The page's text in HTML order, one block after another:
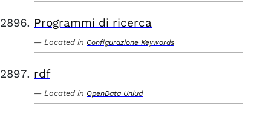
Programmi di ricerca
Located in Configurazione Keywords
rdf
Located in OpenData Uniud